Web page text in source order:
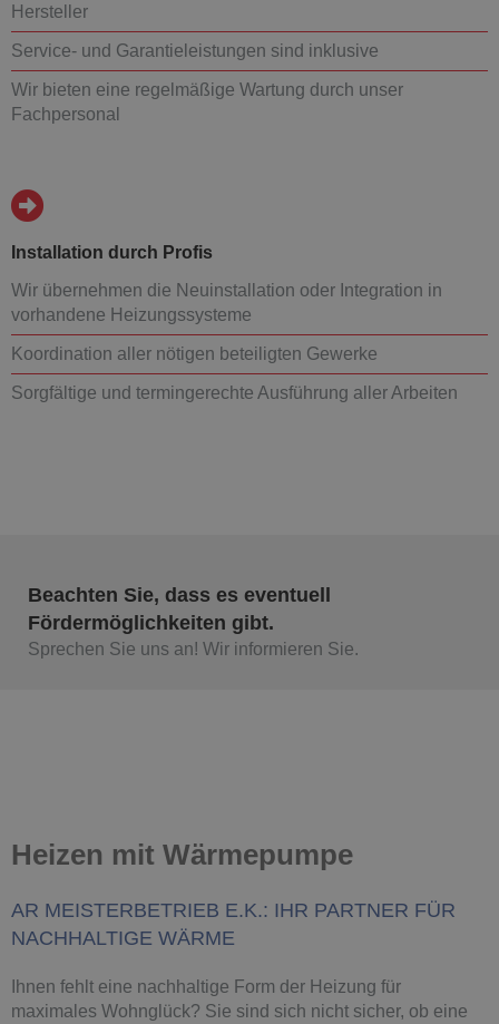
Hersteller
Service- und Garantieleistungen sind inklusive
Wir bieten eine regelmäßige Wartung durch unser
Fachpersonal
Installation durch Profis
Wir übernehmen die Neuinstallation oder Integration in
vorhandene Heizungssysteme
Koordination aller nötigen beteiligten Gewerke
Sorgfältige und termingerechte Ausführung aller Arbeiten
Beachten Sie, dass es eventuell
Fördermöglichkeiten gibt.
Sprechen Sie uns an! Wir informieren Sie.
Heizen mit Wärmepumpe
AR MEISTERBETRIEB E.K.: IHR PARTNER FÜR
NACHHALTIGE WÄRME
Ihnen fehlt eine nachhaltige Form der Heizung für
maximales Wohnglück? Sie sind sich nicht sicher, ob eine